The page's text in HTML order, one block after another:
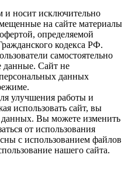
и носит исключительно
на сайте материалы
определяемой
кодекса РФ.
самостоятельно
данные. Сайт не
данных
улучшения работы и
использовать сайт, вы
данных. Вы можете изменить
от использования
с использованием файлов
нашего сайта.